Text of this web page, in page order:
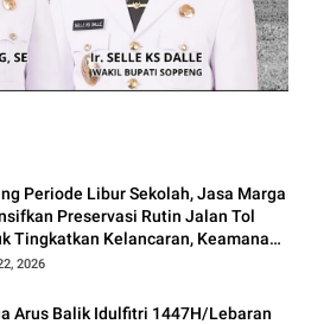
Periode Libur Sekolah, Jasa Marga
Preservasi Rutin Jalan Tol
Tingkatkan Kelancaran, Keamanan
Perjalanan
2026
Arus Balik Idulfitri 1447H/Lebaran